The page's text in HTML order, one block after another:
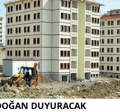
DUYURACAK